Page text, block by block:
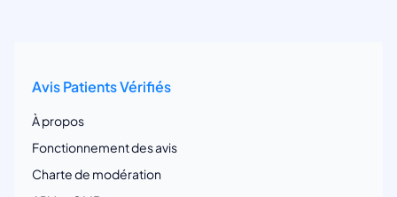
Avis Patients Vérifiés
À propos
Fonctionnement des avis
Charte de modération